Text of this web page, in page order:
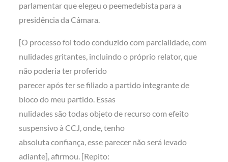
parlamentar que elegeu o peemedebista para a
presidência da Câmara.
[O processo foi todo conduzido com parcialidade, com
nulidades gritantes, incluindo o próprio relator, que
não poderia ter proferido
parecer após ter se filiado a partido integrante de
bloco do meu partido. Essas
nulidades são todas objeto de recurso com efeito
suspensivo à CCJ, onde, tenho
absoluta confiança, esse parecer não será levado
adiante], afirmou. [Repito: